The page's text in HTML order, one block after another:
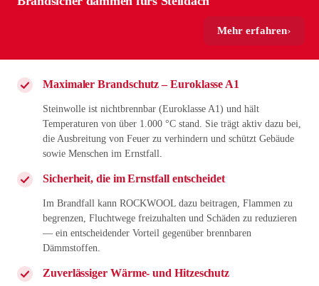
Mehr erfahren
Maximaler Brandschutz – Euroklasse A1
Steinwolle ist nichtbrennbar (Euroklasse A1) und hält
Temperaturen von über 1.000 °C stand. Sie trägt aktiv dazu bei,
die Ausbreitung von Feuer zu verhindern und schützt Gebäude
sowie Menschen im Ernstfall.
Sicherheit, die im Ernstfall entscheidet
Im Brandfall kann ROCKWOOL dazu beitragen, Flammen zu
begrenzen, Fluchtwege freizuhalten und Schäden zu reduzieren
— ein entscheidender Vorteil gegenüber brennbaren
Dämmstoffen.
Zuverlässiger Wärme- und Hitzeschutz